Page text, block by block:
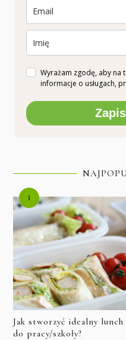
Wyrażam zgodę, aby na
informacje o usługach,
Jak stworzyć idealny lunch
do pracy/szkoły?